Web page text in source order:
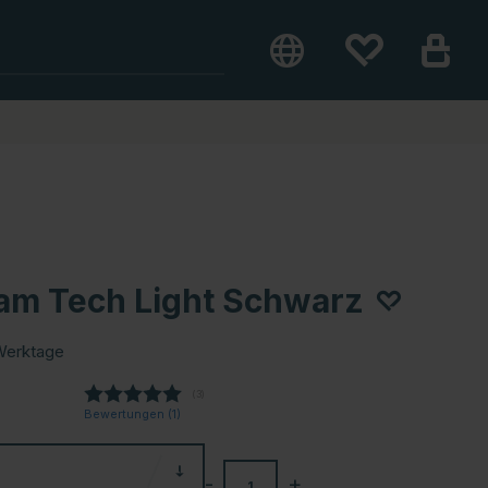
Tech Light Schwarz
Bewertungen (1)